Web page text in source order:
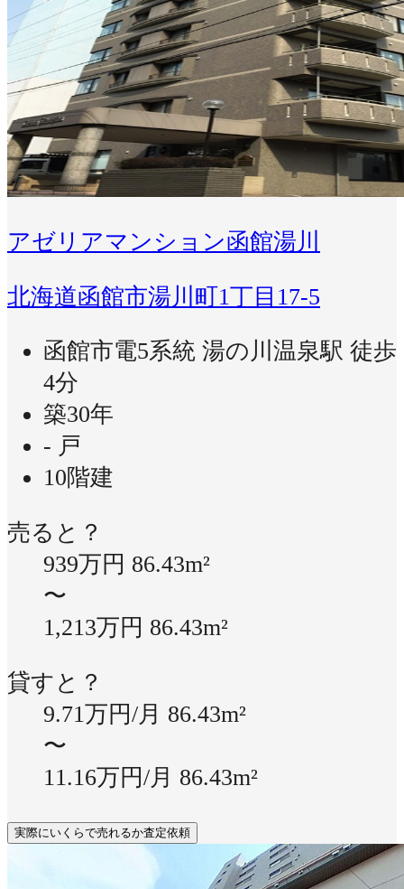
アゼリアマンション函館湯川
北海道函館市湯川町1丁目17-5
函館市電5系統 湯の川温泉駅 徒歩
4分
築30年
- 戸
10階建
売ると？
939万円 86.43m²
〜
1,213万円 86.43m²
貸すと？
9.71万円/月 86.43m²
〜
11.16万円/月 86.43m²
実際にいくらで売れるか査定依頼